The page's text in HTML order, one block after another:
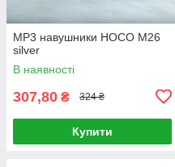
MP3 навушники HOCO M26
silver
В наявності
307,80 ₴ 324 ₴
Купити